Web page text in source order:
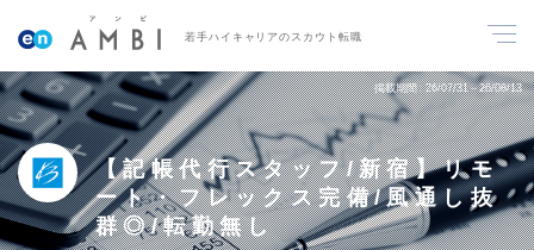
若手ハイキャリアのスカウト転職
掲載期間 26/07/31～26/08/13
【記帳代行スタッフ/新宿】リモ
ート・フレックス完備/風通し抜
群◎/転勤無し